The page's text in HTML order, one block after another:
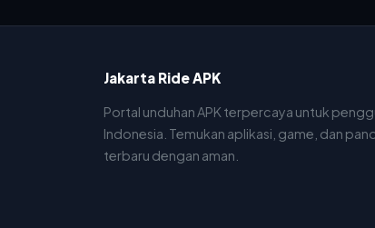
Jakarta Ride APK
Portal unduhan APK terpercaya untuk
Indonesia. Temukan aplikasi, game, dan
terbaru dengan aman.